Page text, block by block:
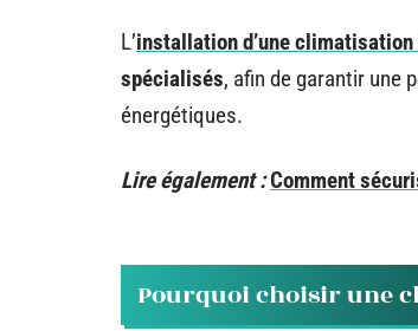
L’installation d’une climatisation
spécialisés, afin de garantir une
énergétiques.
Lire également :Comment
Pourquoi choisir une